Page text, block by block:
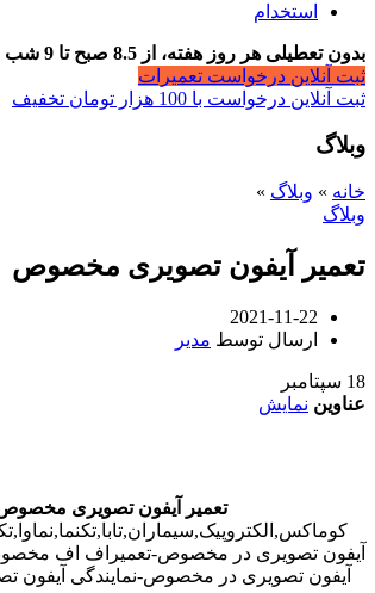
استخدام
بدون تعطیلی هر روز هفته، از 8.5 صبح تا 9 شب
ثبت آنلاین درخواست تعمیرات
ثبت آنلاین درخواست با 100 هزار تومان تخفیف
وبلاگ
خانه » وبلاگ »
وبلاگ
تعمیر آیفون تصویری مخصوص
2021-11-22
ارسال توسط مدیر
18 سپتامبر
عناوین نمایش
تعمیر آیفون تصویری
آیفون تصویری در مخصوص-تعمیراف اف